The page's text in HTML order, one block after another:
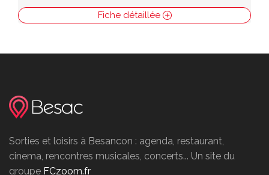
Fiche détaillée
Sorties et loisirs à Besancon : agenda, restaurant,
cinema, rencontres musicales, concerts... Un site du
groupe FCzoom.fr